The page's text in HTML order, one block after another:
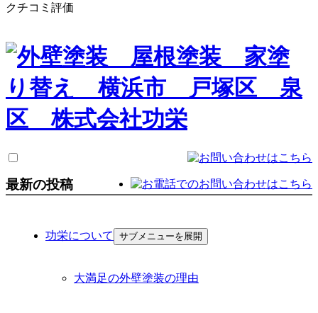
クチコミ評価
功栄について サブメニューを展開
大満足の外壁塗装の理由
最新の投稿